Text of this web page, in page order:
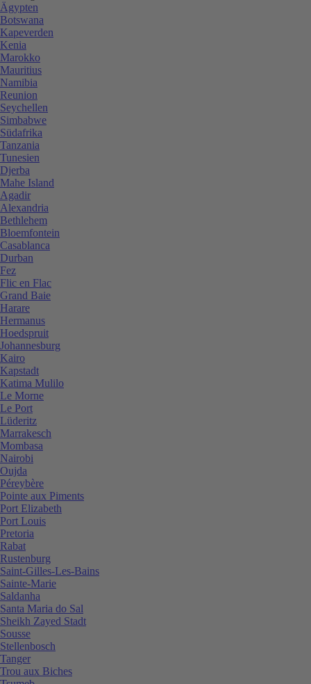
Ägypten
Botswana
Kapeverden
Kenia
Marokko
Mauritius
Namibia
Reunion
Seychellen
Simbabwe
Südafrika
Tanzania
Tunesien
Djerba
Mahe Island
Agadir
Alexandria
Bethlehem
Bloemfontein
Casablanca
Durban
Fez
Flic en Flac
Grand Baie
Harare
Hermanus
Hoedspruit
Johannesburg
Kairo
Kapstadt
Katima Mulilo
Le Morne
Le Port
Lüderitz
Marrakesch
Mombasa
Nairobi
Oujda
Péreybère
Pointe aux Piments
Port Elizabeth
Port Louis
Pretoria
Rabat
Rustenburg
Saint-Gilles-Les-Bains
Sainte-Marie
Saldanha
Santa Maria do Sal
Sheikh Zayed Stadt
Sousse
Stellenbosch
Tanger
Trou aux Biches